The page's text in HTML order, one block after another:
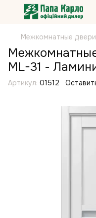
Межкомнатные двери
ML-31 -
Артикул: 01512